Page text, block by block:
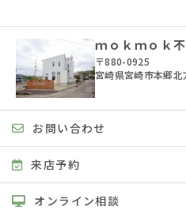
ｍｏｋｍｏｋ
〒880-0925
宮崎県宮崎市本郷
お問い合わせ
来店予約
オンライン相談